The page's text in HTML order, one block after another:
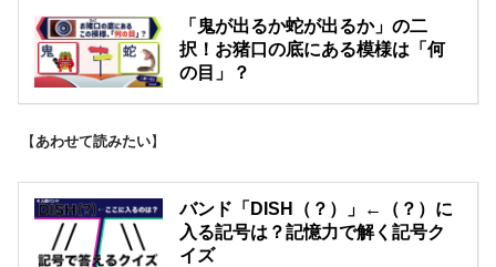
「鬼が出るか蛇が出るか」の二
択！お猪口の底にある模様は「何
の目」？
【あわせて読みたい】
バンド「DISH（？）」←（？）に
入る記号は？記憶力で解く記号ク
イズ